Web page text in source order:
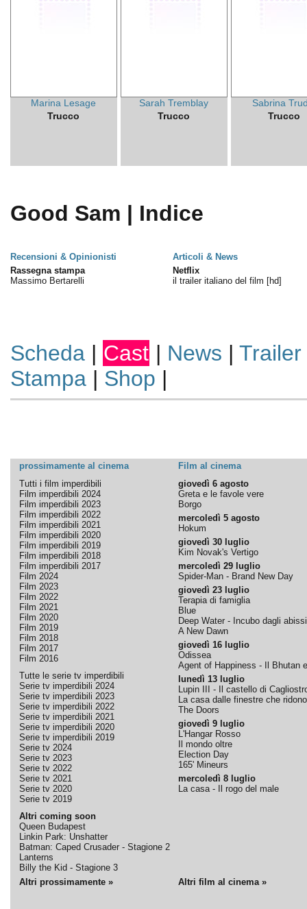
Marina Lesage
Trucco
Sarah Tremblay
Trucco
Sabrina
Trucco
Good Sam | Indice
Recensioni & Opinionisti
Articoli & News
Rassegna stampa
Massimo Bertarelli
Netflix
il trailer italiano del film [hd]
Scheda| Cast | News | Trailer
Stampa| Shop |
prossimamente al cinema
Film al cinema
Tutti i film imperdibili
Film imperdibili 2024
Film imperdibili 2023
Film imperdibili 2022
Film imperdibili 2021
Film imperdibili 2020
Film imperdibili 2019
Film imperdibili 2018
Film imperdibili 2017
Film 2024
Film 2023
Film 2022
Film 2021
Film 2020
Film 2019
Film 2018
Film 2017
Film 2016
Tutte le serie tv imperdibili
Serie tv imperdibili 2024
Serie tv imperdibili 2023
Serie tv imperdibili 2022
Serie tv imperdibili 2021
Serie tv imperdibili 2020
Serie tv imperdibili 2019
Serie tv 2024
Serie tv 2023
Serie tv 2022
Serie tv 2021
Serie tv 2020
Serie tv 2019
Altri coming soon
Queen Budapest
Linkin Park: Unshatter
Batman: Caped Crusader - Stagione 2
Lanterns
Billy the Kid - Stagione 3
giovedì 6 agosto
Greta e le favole vere
Borgo
mercoledì 5 agosto
Hokum
giovedì 30 luglio
Kim Novak's Vertigo
mercoledì 29 luglio
Spider-Man - Brand New Day
giovedì 23 luglio
Terapia di famiglia
Blue
Deep Water - Incubo dagli abissi
A New Dawn
giovedì 16 luglio
Odissea
Agent of Happiness - Il Bhutan
lunedì 13 luglio
Lupin III - Il castello di
La casa dalle finestre che ridono
The Doors
giovedì 9 luglio
L'Hangar Rosso
Il mondo oltre
Election Day
165' Mineurs
mercoledì 8 luglio
La casa - Il rogo del male
Altri prossimamente » Altri film al cinema »